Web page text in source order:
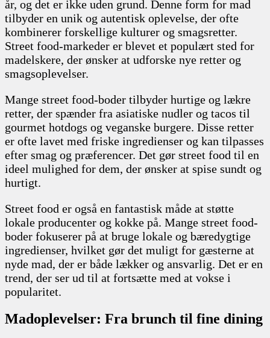
år, og det er ikke uden grund. Denne form for mad
tilbyder en unik og autentisk oplevelse, der ofte
kombinerer forskellige kulturer og smagsretter.
Street food-markeder er blevet et populært sted for
madelskere, der ønsker at udforske nye retter og
smagsoplevelser.
Mange street food-boder tilbyder hurtige og lækre
retter, der spænder fra asiatiske nudler og tacos til
gourmet hotdogs og veganske burgere. Disse retter
er ofte lavet med friske ingredienser og kan tilpasses
efter smag og præferencer. Det gør street food til en
ideel mulighed for dem, der ønsker at spise sundt og
hurtigt.
Street food er også en fantastisk måde at støtte
lokale producenter og kokke på. Mange street food-
boder fokuserer på at bruge lokale og bæredygtige
ingredienser, hvilket gør det muligt for gæsterne at
nyde mad, der er både lækker og ansvarlig. Det er en
trend, der ser ud til at fortsætte med at vokse i
popularitet.
Madoplevelser: Fra brunch til fine dining